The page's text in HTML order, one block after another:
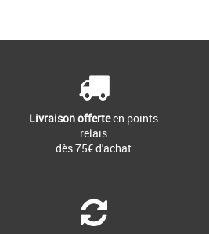
Livraison offerteen points
relais
dès 75€ d'achat